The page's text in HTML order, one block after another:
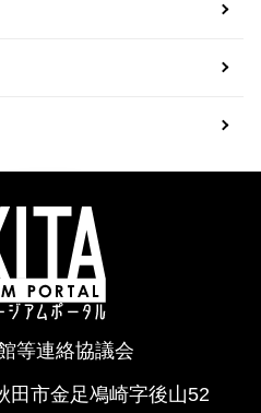
等連絡協議会
田市金足鳰崎字後山52